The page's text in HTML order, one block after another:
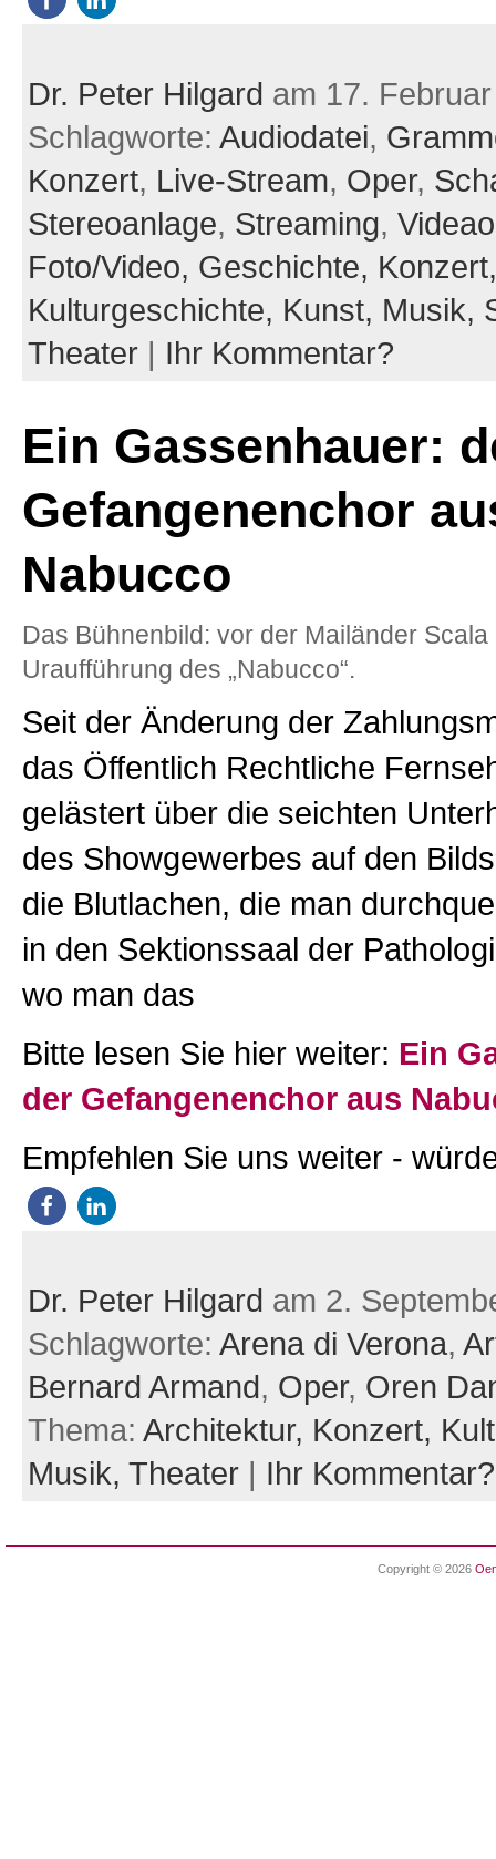
Dr. Peter Hilgard am 17.
Schlagworte: Audiodatei,
Konzert, Live-Stream, Oper,
Stereoanlage, Streaming,
Foto/Video, Geschichte, Konzert,
Kulturgeschichte, Kunst, Musik,
Theater| Ihr Kommentar?
Ein Gassenhauer:
Gefangenenchor
Nabucco
Das Bühnenbild: vor der Mailänder
Uraufführung des „Nabucco“.
Seit der Änderung der
das Öffentlich Rechtliche
gelästert über die seichten
des Showgewerbes auf den
die Blutlachen, die man
in den Sektionssaal der
wo man das
Bitte lesen Sie hier weiter: Ein
der Gefangenenchor aus
Empfehlen Sie uns weiter -
Dr. Peter Hilgard am 2.
Schlagworte: Arena di Verona,
Bernard Armand, Oper, Oren
Thema: Architektur, Konzert,
Musik, Theater| Ihr Kommentar?
Copyright © 2026